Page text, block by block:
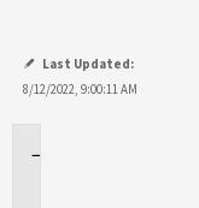
Last Updated:
8/12/2022, 9:00:11 AM